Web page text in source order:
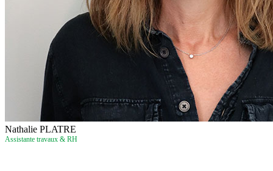
Nathalie PLATRE
Assistante travaux & RH